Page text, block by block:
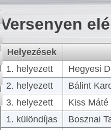
Versenyen
Helyezések
1. helyezett
Hegyesi
2. helyezett
Bálint
3. helyezett
Kiss
1. különdíjas
Bosznai